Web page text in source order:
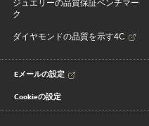
ジュエリーの品質保証ベンチマー
ク
ダイヤモンドの品質を示す4C
Eメールの設定
Cookieの設定